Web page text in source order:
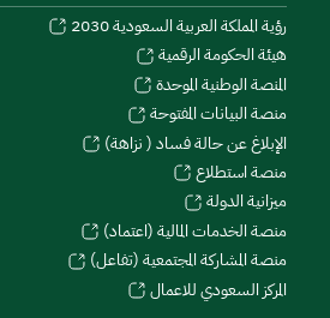
رؤية المملكة العربية السعودية 2030
هيئة الحكومة الرقمية
المنصة الوطنية الموحدة
منصة البيانات المفتوحة
الإبلاغ عن حالة فساد ( نزاهة)
منصة استطلاع
ميزانية الدولة
منصة الخدمات المالية (اعتماد)
منصة المشاركة المجتمعية (تفاعل)
المركز السعودي للاعمال